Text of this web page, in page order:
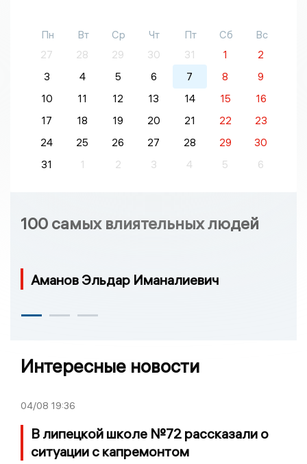
Пн Вт Ср Чт Пт Сб
Вс
27
28 29 30 31 1
2
3
4 5 6 7 8
9
10
11 12 13 14 15
16
17
18 19 20 21 22
23
24
25 26 27 28 29
30
31
1 2 3 4 5 6
100 самых влиятельных людей
Аманов Эльдар Иманалиевич
Интересные новости
04/08 19:36
В липецкой школе №72 рассказали о
ситуации с капремонтом